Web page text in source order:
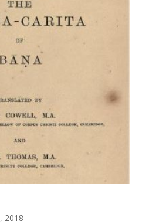
2018